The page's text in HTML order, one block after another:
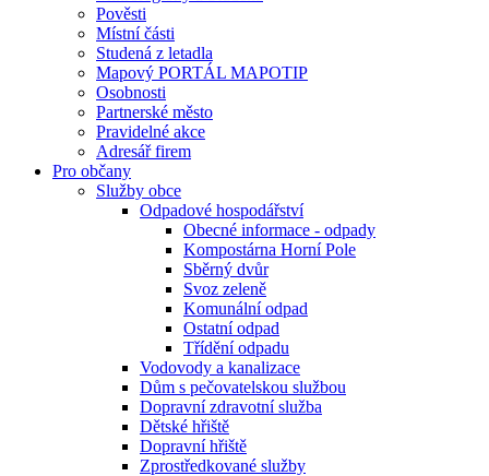
Pověsti
Místní části
Studená z letadla
Mapový PORTÁL MAPOTIP
Osobnosti
Partnerské město
Pravidelné akce
Adresář firem
Pro občany
Služby obce
Odpadové hospodářství
Obecné informace - odpady
Kompostárna Horní Pole
Sběrný dvůr
Svoz zeleně
Komunální odpad
Ostatní odpad
Třídění odpadu
Vodovody a kanalizace
Dům s pečovatelskou službou
Dopravní zdravotní služba
Dětské hřiště
Dopravní hřiště
Zprostředkované služby